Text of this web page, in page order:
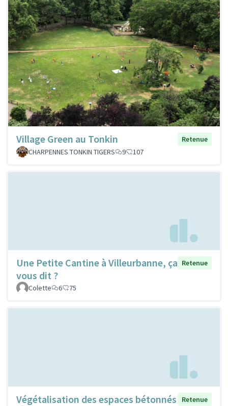
Village Green au Tonkin
Retenue
CHARPENNES TONKIN TIGERS
9 107
Une Petite Cantine à Villeurbanne, ça
vous dit ?
Retenue
Colette 6 75
Végétalisation des espaces bétonnés
Retenue